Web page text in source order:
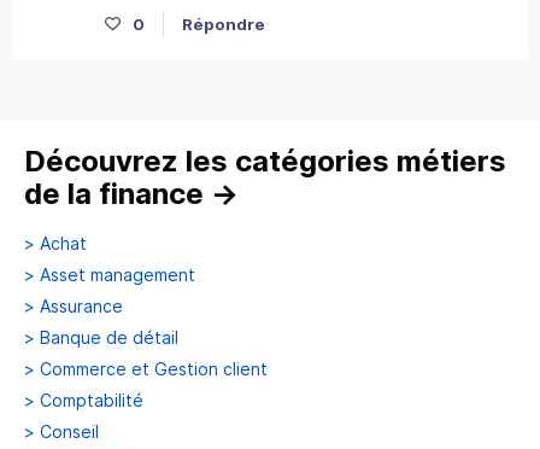
0 Répondre
Découvrez les catégories métiers
de la finance →
> Achat
> Asset management
> Assurance
> Banque de détail
> Commerce et Gestion client
> Comptabilité
> Conseil